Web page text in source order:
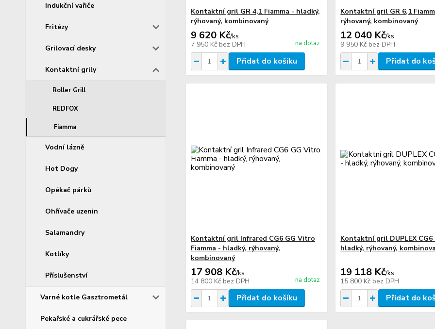
Indukční vařiče
Fritézy
Grilovací desky
Kontaktní grily
Roller Grill
REDFOX
Fiamma
Vodní lázně
Hot Dogy
Opékač párků
Ohřívače uzenin
Salamandry
Kotlíky
Příslušenství
Varné kotle Gasztrometál
Pekařské a cukrářské pece
Kontaktní gril GR 4,1 Fiamma - hladký,
rýhovaný, kombinovaný
9 620 Kč/ks
7 950 Kč bez DPH na dotaz
Přidat do košíku
Kontaktní gril GR 6,1
rýhovaný, kombinovaný
12 040 Kč/ks
9 950 Kč bez DPH
Přidat do
Kontaktní gril Infrared CG6 GG Vitro
Fiamma - hladký, rýhovaný,
kombinovaný
17 908 Kč/ks
14 800 Kč bez DPH na dotaz
Přidat do košíku
Kontaktní gril DUPLEX CG6
hladký, rýhovaný,
19 118 Kč/ks
15 800 Kč bez DPH
Přidat do